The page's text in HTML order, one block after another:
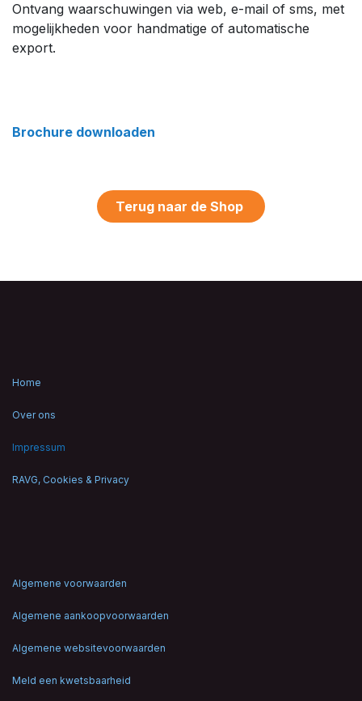
Ontvang waarschuwingen via web, e-mail of sms, met
mogelijkheden voor handmatige of automatische
export.
Brochure downloaden
Terug naar de Shop
Home
Over ons
Impressum
RAVG, Cookies & Privacy
Algemene voorwaarden
Algemene aankoopvoorwaarden
Algemene websitevoorwaarden
Meld een kwetsbaarheid